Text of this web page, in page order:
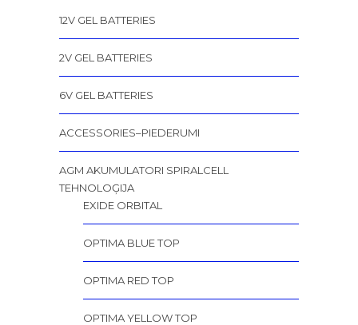
12V GEL BATTERIES
2V GEL BATTERIES
6V GEL BATTERIES
ACCESSORIES–PIEDERUMI
AGM AKUMULATORI SPIRALCELL
TEHNOLOĢIJA
EXIDE ORBITAL
OPTIMA BLUE TOP
OPTIMA RED TOP
OPTIMA YELLOW TOP